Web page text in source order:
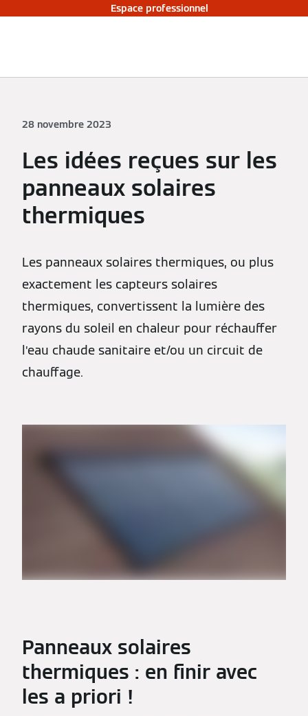
Espace professionnel
28 novembre 2023
Les idées reçues sur les
panneaux solaires
thermiques
Les panneaux solaires thermiques, ou plus
exactement les capteurs solaires
thermiques, convertissent la lumière des
rayons du soleil en chaleur pour réchauffer
l’eau chaude sanitaire et/ou un circuit de
chauffage.
Panneaux solaires
thermiques : en finir avec
les a priori !